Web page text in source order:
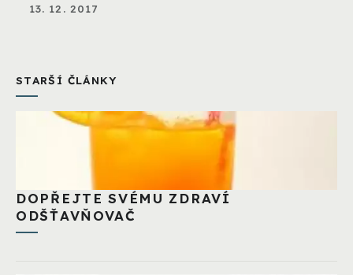
13. 12. 2017
STARŠÍ ČLÁNKY
DOPŘEJTE SVÉMU ZDRAVÍ
ODŠŤAVŇOVAČ